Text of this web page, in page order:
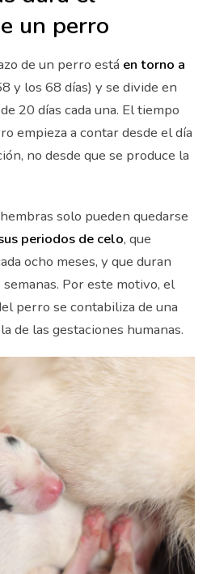
un perro
de un perro está en torno a
y los 68 días) y se divide en
20 días cada una. El tiempo
empieza a contar desde el día
no desde que se produce la
solo pueden quedarse
periodos de celo, que
ocho meses, y que duran
Por este motivo, el
perro se contabiliza de una
de las gestaciones humanas.